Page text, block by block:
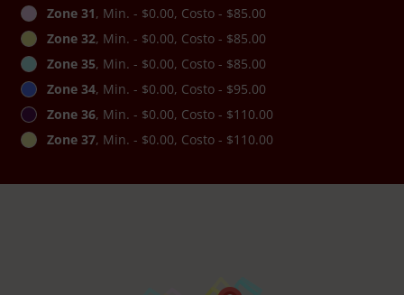
Zone 31, Min. - $0.00, Costo - $85.00
Zone 32, Min. - $0.00, Costo - $85.00
Zone 35, Min. - $0.00, Costo - $85.00
Zone 34, Min. - $0.00, Costo - $95.00
Zone 36, Min. - $0.00, Costo - $110.00
Zone 37, Min. - $0.00, Costo - $110.00